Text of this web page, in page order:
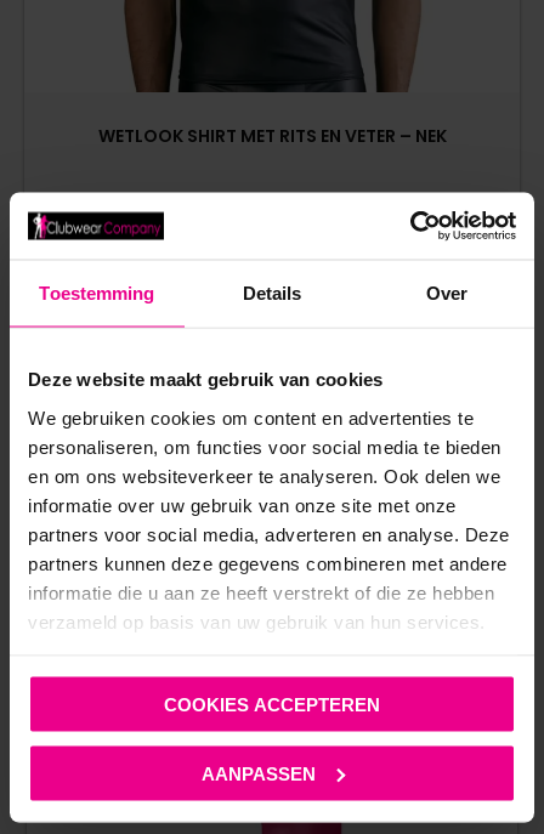
Toestemming Details Over
Deze website maakt gebruik van cookies
We gebruiken cookies om content en advertenties te
personaliseren, om functies voor social media te bieden
en om ons websiteverkeer te analyseren. Ook delen we
informatie over uw gebruik van onze site met onze
partners voor social media, adverteren en analyse. Deze
partners kunnen deze gegevens combineren met andere
informatie die u aan ze heeft verstrekt of die ze hebben
verzameld op basis van uw gebruik van hun services.
COOKIES ACCEPTEREN
AANPASSEN
WETLOOK SHIRT MET RITS EN VETER – NEK
ANDERE MENSEN BEKEKEN OOK: